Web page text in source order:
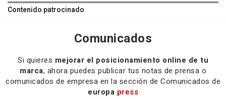
Contenido patrocinado
Comunicados
Si quieres mejorar el posicionamiento online de tu
marca, ahora puedes publicar tus notas de prensa o
comunicados de empresa en la sección de Comunicados de
europa press